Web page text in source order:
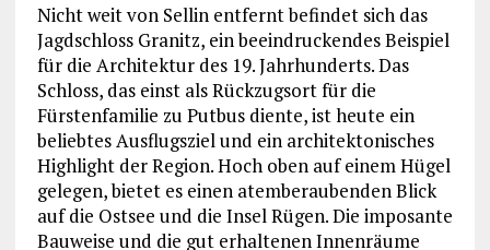
Nicht weit von Sellin entfernt befindet sich das
Jagdschloss Granitz, ein beeindruckendes Beispiel
für die Architektur des 19. Jahrhunderts. Das
Schloss, das einst als Rückzugsort für die
Fürstenfamilie zu Putbus diente, ist heute ein
beliebtes Ausflugsziel und ein architektonisches
Highlight der Region. Hoch oben auf einem Hügel
gelegen, bietet es einen atemberaubenden Blick
auf die Ostsee und die Insel Rügen. Die imposante
Bauweise und die gut erhaltenen Innenräume